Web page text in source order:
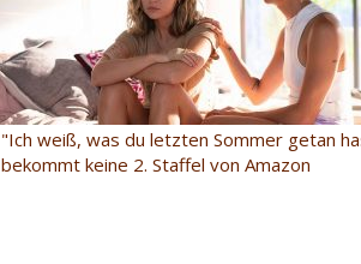
"Ich weiß, was du letzten Sommer getan
bekommt keine 2. Staffel von Amazon